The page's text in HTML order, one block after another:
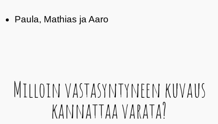
Paula, Mathias ja Aaro
Milloin vastasyntyneen kuvaus
kannattaa varata?